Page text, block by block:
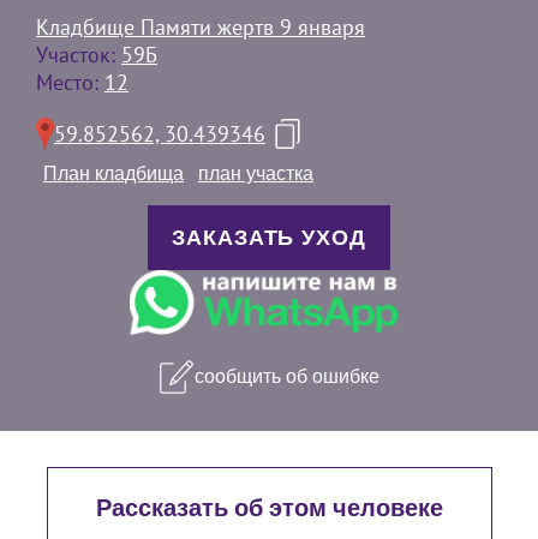
Кладбище Памяти жертв 9 января
Участок: 59Б
Место: 12
59.852562, 30.439346
План кладбища план участка
ЗАКАЗАТЬ УХОД
сообщить об ошибке
Рассказать об этом человеке